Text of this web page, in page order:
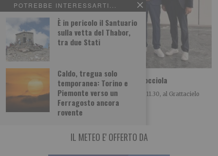
POTREBBE INTERESSARTI...
È in pericolo il Santuario
sulla vetta del Thabor,
tra due Stati
Caldo, tregua solo
temporanea: Torino e
Piemonte verso un
Ferragosto ancora
rovente
A Cortemilia la 72ª Fiera Nazionale della Nocciola
Si è tenuta questa mattina, lunedì 3 agosto alle ore 11.30, al Grattacielo
Piemonte di Torino, la
IL METEO E' OFFERTO DA